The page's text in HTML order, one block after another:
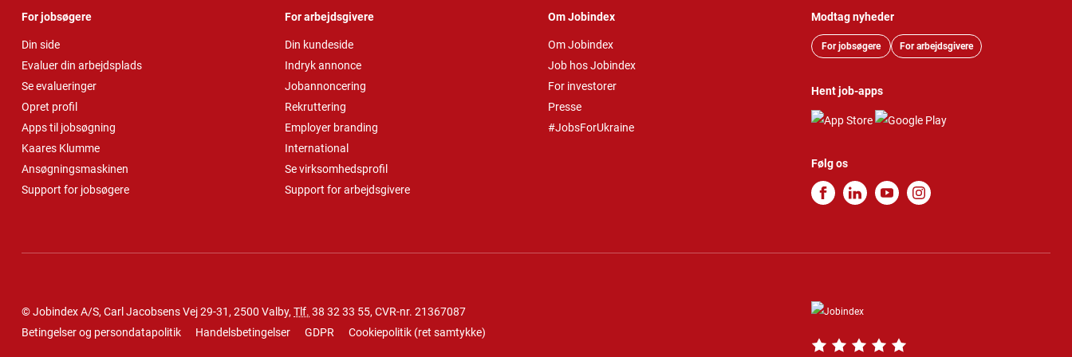
For jobsøgere
Din side
Evaluer din arbejdsplads
Se evalueringer
Opret profil
Apps til jobsøgning
Kaares Klumme
Ansøgningsmaskinen
Support for jobsøgere
For arbejdsgivere
Din kundeside
Indryk annonce
Jobannoncering
Rekruttering
Employer branding
International
Se virksomhedsprofil
Support for arbejdsgivere
Om Jobindex
Om Jobindex
Job hos Jobindex
For investorer
Presse
#JobsForUkraine
Modtag nyheder
For jobsøgere For arbejdsgivere
Hent job-apps
Følg os
© Jobindex A/S, Carl Jacobsens Vej 29-31, 2500 Valby, Tlf. 38 32 33 55, CVR-nr. 21367087
Betingelser og persondatapolitik
Handelsbetingelser GDPR Cookiepolitik (ret samtykke)